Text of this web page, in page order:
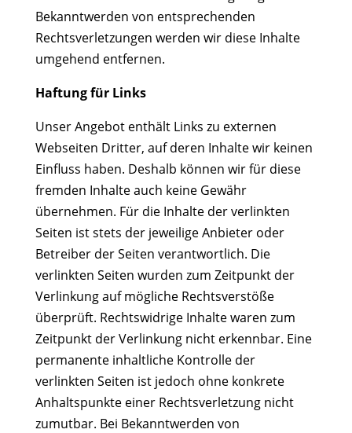
Bekanntwerden von entsprechenden
Rechtsverletzungen werden wir diese Inhalte
umgehend entfernen.
Haftung für Links
Unser Angebot enthält Links zu externen
Webseiten Dritter, auf deren Inhalte wir keinen
Einfluss haben. Deshalb können wir für diese
fremden Inhalte auch keine Gewähr
übernehmen. Für die Inhalte der verlinkten
Seiten ist stets der jeweilige Anbieter oder
Betreiber der Seiten verantwortlich. Die
verlinkten Seiten wurden zum Zeitpunkt der
Verlinkung auf mögliche Rechtsverstöße
überprüft. Rechtswidrige Inhalte waren zum
Zeitpunkt der Verlinkung nicht erkennbar. Eine
permanente inhaltliche Kontrolle der
verlinkten Seiten ist jedoch ohne konkrete
Anhaltspunkte einer Rechtsverletzung nicht
zumutbar. Bei Bekanntwerden von